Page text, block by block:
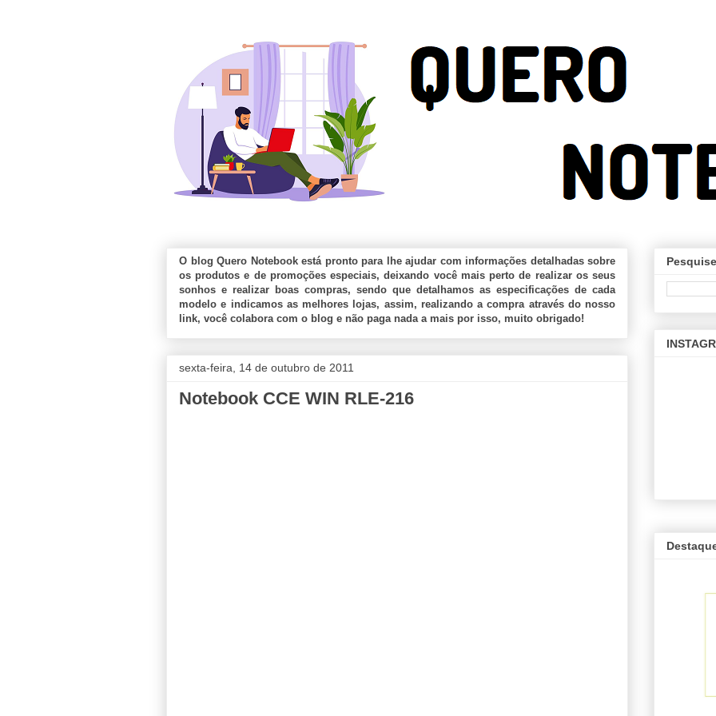
O blog Quero Notebook está pronto para lhe ajudar com informações detalhadas sobre
os produtos e de promoções especiais, deixando você mais perto de realizar os seus
sonhos e realizar boas compras, sendo que detalhamos as especificações de cada
modelo e indicamos as melhores lojas, assim, realizando a compra através do nosso
link, você colabora com o blog e não paga nada a mais por isso, muito obrigado!
sexta-feira, 14 de outubro de 2011
Notebook CCE WIN RLE-216